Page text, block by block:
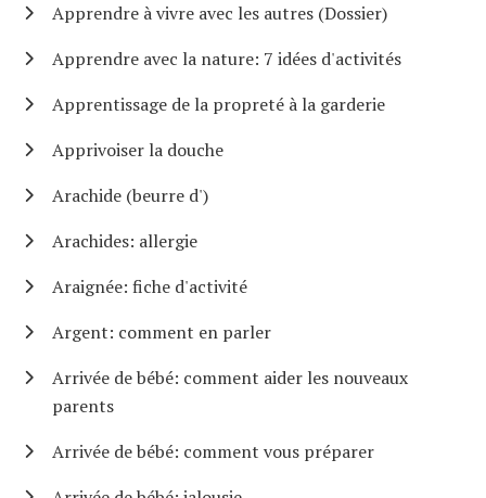
Apprendre à vivre avec les autres (Dossier)
Apprendre avec la nature: 7 idées d'activités
Apprentissage de la propreté à la garderie
Apprivoiser la douche
Arachide (beurre d')
Arachides: allergie
Araignée: fiche d'activité
Argent: comment en parler
Arrivée de bébé: comment aider les nouveaux
parents
Arrivée de bébé: comment vous préparer